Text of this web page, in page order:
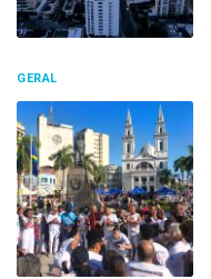
GERAL